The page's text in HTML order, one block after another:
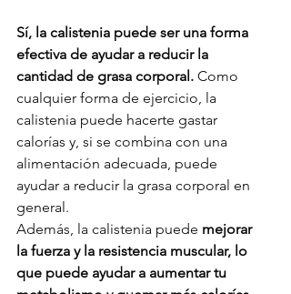
Sí, la calistenia puede ser una forma
efectiva de ayudar a reducir la
cantidad de grasa corporal. Como
cualquier forma de ejercicio, la
calistenia puede hacerte gastar
calorías y, si se combina con una
alimentación adecuada, puede
ayudar a reducir la grasa corporal en
general.
Además, la calistenia puede mejorar
la fuerza y la resistencia muscular, lo
que puede ayudar a aumentar tu